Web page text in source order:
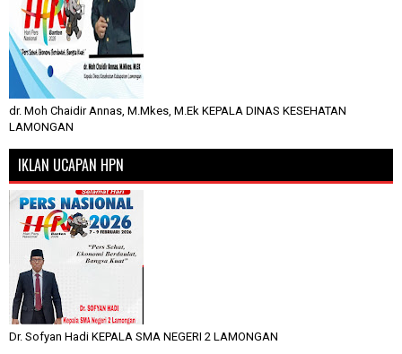
dr. Moh Chaidir Annas, M.Mkes, M.Ek KEPALA DINAS KESEHATAN
LAMONGAN
IKLAN UCAPAN HPN
Dr. Sofyan Hadi KEPALA SMA NEGERI 2 LAMONGAN